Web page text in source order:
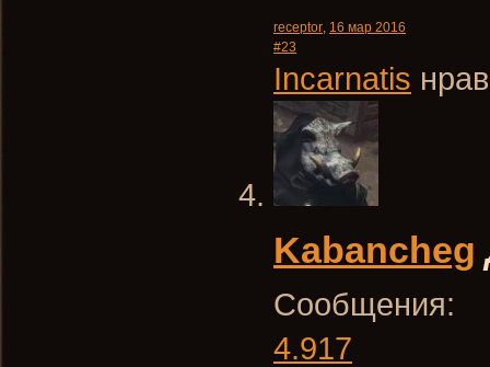
receptor, 16 мар 2016
#23
Incarnatis
Kabancheg
Сообщения:
4.917